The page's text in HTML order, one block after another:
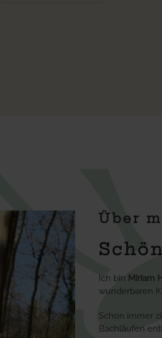
Über
Ich bin Miriam
wunderbaren
Schon immer
Bachläufen